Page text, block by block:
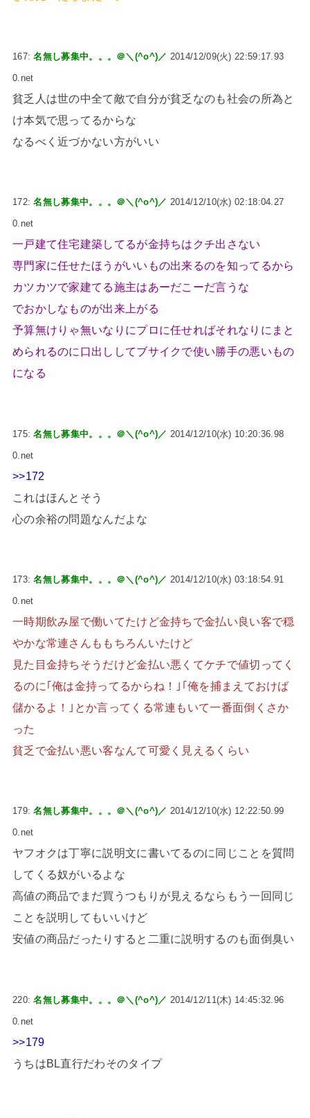
167:名無し募集中。。。＠＼(^o^)／ 2014/12/09(火) 22:59:17.93
0.net
貧乏人は世の中全て敵で自分が貧乏なのも社会の所為と
け本気で思ってるからな
なるべく近づかない方がいい
172:名無し募集中。。。＠＼(^o^)／ 2014/12/10(水) 02:18:04.27
0.net
一戸建て住宅建築してるが金持ちはクチ出さない
専門家に任せたほうがいいもの出来るのを知ってるから
カツカツで家建てる施主はあーだこーだ言うな
でおかしなものが出来上がる
予算無けりゃ無いなりにプロに任せればそれなりにまと
められるのに口出ししてブサイクで使い勝手の悪いもの
になる
175:名無し募集中。。。＠＼(^o^)／ 2014/12/10(水) 10:20:36.98
0.net
>>172
これはほんとそう
心の余裕の問題なんだよな
173:名無し募集中。。。＠＼(^o^)／ 2014/12/10(水) 03:18:54.91
0.net
一時期飲み屋で働いてたけど金持ちで金払い良い客で穏
やかな常連さんももちろんいたけど
見た目金持ちそうだけど金払い悪くてケチで値切ってく
るのに｢俺は金持ってるからね！｣｢俺を捕まえておけば
儲かるよ！｣とか言ってくる常連もいて一番面倒くさか
った
貧乏で金払い悪い客なんて可愛く見えるくらい
179:名無し募集中。。。＠＼(^o^)／ 2014/12/10(水) 12:22:50.99
0.net
ヤフオクは丁寧に説明文に書いてるのに同じことを質問
してくる奴がいるよな
高値の商品でまだ買うつもりが見えるならもう一回同じ
ことを説明してもいいけど
安値の商品だったりすると二重に説明するのも面倒臭い
220:名無し募集中。。。＠＼(^o^)／ 2014/12/11(木) 14:45:32.96
0.net
>>179
うちはBL直行だわそのタイプ